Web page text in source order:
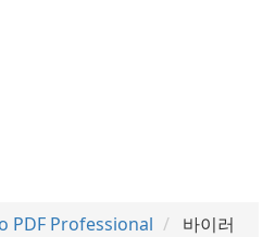
PDF Professional
바이러